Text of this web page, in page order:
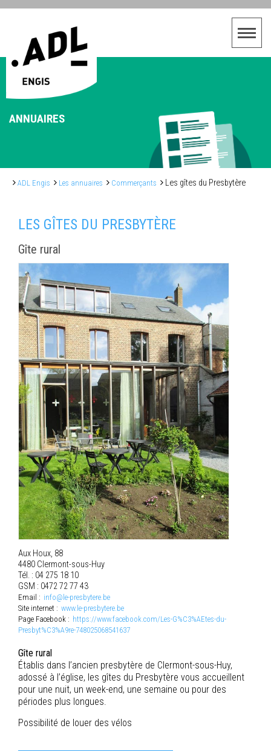
ANNUAIRES
ADL Engis Les annuaires Commerçants Les gîtes du Presbytère
LES GÎTES DU PRESBYTÈRE
Gîte rural
Aux Houx, 88
4480 Clermont-sous-Huy
Tél. : 04 275 18 10
GSM : 0472 72 77 43
Email : info@le-presbytere.be
Site internet : www.le-presbytere.be
Page Facebook : https://www.facebook.com/Les-G%C3%AEtes-du-
Presbyt%C3%A9re-748025068541637
Gîte rural
Établis dans l’ancien presbytère de Clermont-sous-Huy,
adossé à l’église, les gîtes du Presbytère vous accueillent
pour une nuit, un week-end, une semaine ou pour des
périodes plus longues.
Possibilité de louer des vélos